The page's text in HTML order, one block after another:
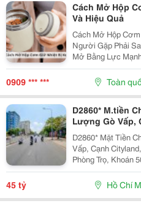
Cách Mở Hộp
Và Hiệu Quả
Cách Mở Hộp
Người Gặp Phải
Mở Bằng Lực
Hưởng. Dưới Đây
Giúp Bạn Mở Hộp Dễ Dàng
Giữ Nhiệt...
0909 *** *** Toàn
D2860* M.tiền
Lượng Gò Vấp,
D2860* Mặt Tiền
Vấp, Cạnh Cityland, 257M2,
Phòng Trọ, Khoán 50Tr/Tháng
Odt), Đất Vuông A4 Kết Cấu 1 Trệt, 2L, St Đ. 20M Thông
(Qh 30M)
45 tỷ Hồ Chí